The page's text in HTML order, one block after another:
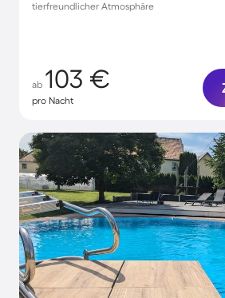
tierfreundlicher Atmosphäre
ab 103 €
pro Nacht